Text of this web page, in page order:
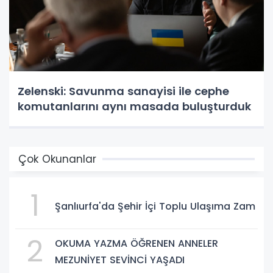
Zelenski: Savunma sanayisi ile cephe
komutanlarını aynı masada buluşturduk
Çok Okunanlar
1 Şanlıurfa'da Şehir İçi Toplu Ulaşıma Zam
2
OKUMA YAZMA ÖĞRENEN ANNELER
MEZUNİYET SEVİNCİ YAŞADI